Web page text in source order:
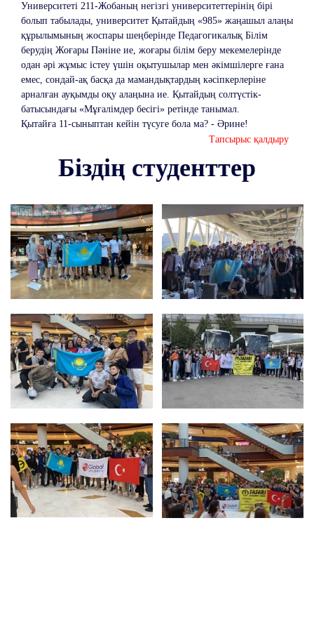
Университетi 211-Жобаның негiзгi университеттерiнiң бiрi
болып табылады, университет Қытайдың «985» жаңашыл алаңы
құрылымының жоспары шеңберiнде Педагогикалық Бiлiм
берудiң Жоғары Пәнiне ие, жоғары бiлiм беру мекемелерiнде
одан әрi жұмыс iстеу үшiн оқытушылар мен әкiмшiлерге ғана
емес, сондай-ақ басқа да мамандықтардың кәсiпкерлерiне
арналған ауқымды оқу алаңына ие. Қытайдың солтүстік-
батысындағы «Мұғалімдер бесігі» ретінде танымал.
Қытайға 11-сыныптан кейін түсуге бола ма? - Әрине!
Тапсырыс қалдыру
Біздің студенттер